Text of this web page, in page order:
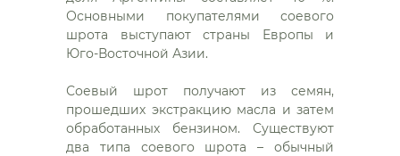
Основными покупателями соевого
шрота выступают страны Европы и
Юго-Восточной Азии.
Соевый шрот получают из семян,
прошедших экстракцию масла и затем
обработанных бензином. Существуют
два типа соевого шрота – обычный